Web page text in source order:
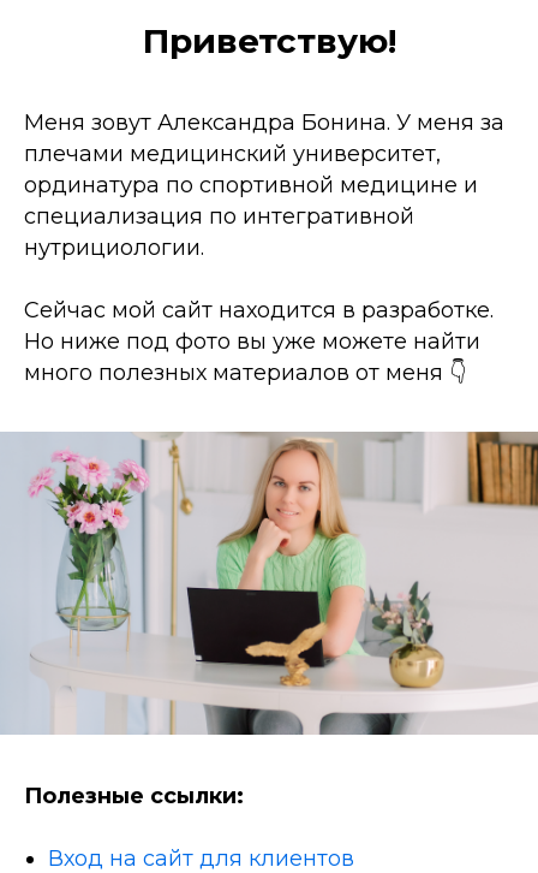
Приветствую!
Меня зовут Александра Бонина. У меня за
плечами медицинский университет,
ординатура по спортивной медицине и
специализация по интегративной
нутрициологии.
Сейчас мой сайт находится в разработке.
Но ниже под фото вы уже можете найти
много полезных материалов от меня 👇
Полезные ссылки:
Вход на сайт для клиентов